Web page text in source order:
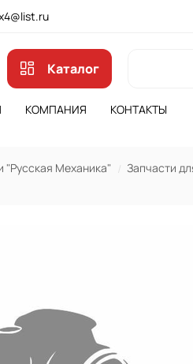
Каталог
КОМПАНИЯ КОНТАКТЫ
"Русская Механика" Запчасти